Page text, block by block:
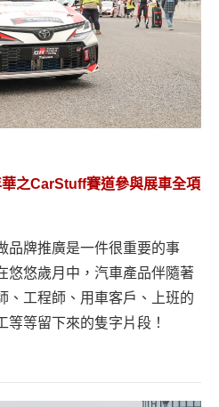
之CarStuff賽道參與展車全項
品牌推廣是一件很重要的事
悠悠歲月中，汽車產品伴隨著
、工程師、用車客戶、上班的
等留下來的隻字片段！